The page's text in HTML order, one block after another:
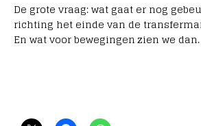
De grote vraag: wat gaat er nog
richting het einde van de
En wat voor bewegingen zien we dan.